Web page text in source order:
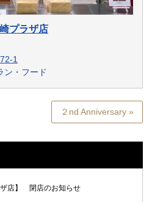
プラザ店
1
ン・フード
２nd Anniversary »
ザ店】 閉店のお知らせ